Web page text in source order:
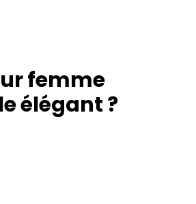
femme
élégant ?